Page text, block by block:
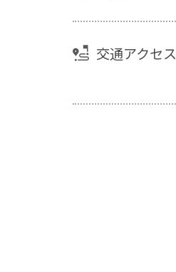
交通アクセス